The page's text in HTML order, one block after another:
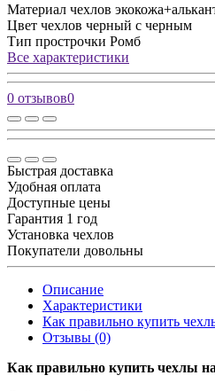
Материал чехлов
Цвет чехлов черный с черным
Тип прострочки Ромб
Все характеристики
0 отзывов0
Быстрая доставка
Удобная оплата
Доступные цены
Гарантия 1 год
Установка чехлов
Покупатели довольны
Описание
Характеристики
Как правильно купить
Отзывы (0)
Как правильно купить чехлы